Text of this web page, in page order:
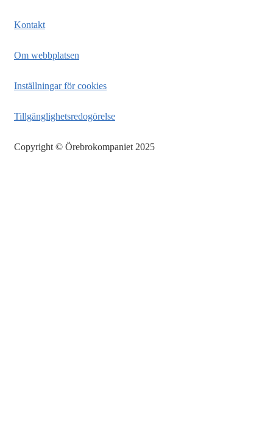
Kontakt
Om webbplatsen
Inställningar för cookies
Tillgänglighetsredogörelse
Copyright © Örebrokompaniet 2025